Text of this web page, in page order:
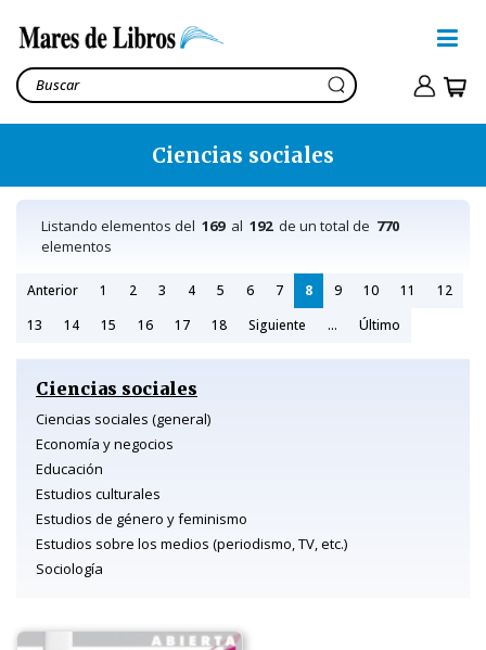
Ciencias sociales
Listando elementos del 169al 192de un total de 770
elementos
Anterior 1 2 3 4 5 6 7 8 9 10 11
12
13
14 15 16 17 18 Siguiente ... Último
Ciencias sociales
Ciencias sociales (general)
Economía y negocios
Educación
Estudios culturales
Estudios de género y feminismo
Estudios sobre los medios (periodismo, TV, etc.)
Sociología